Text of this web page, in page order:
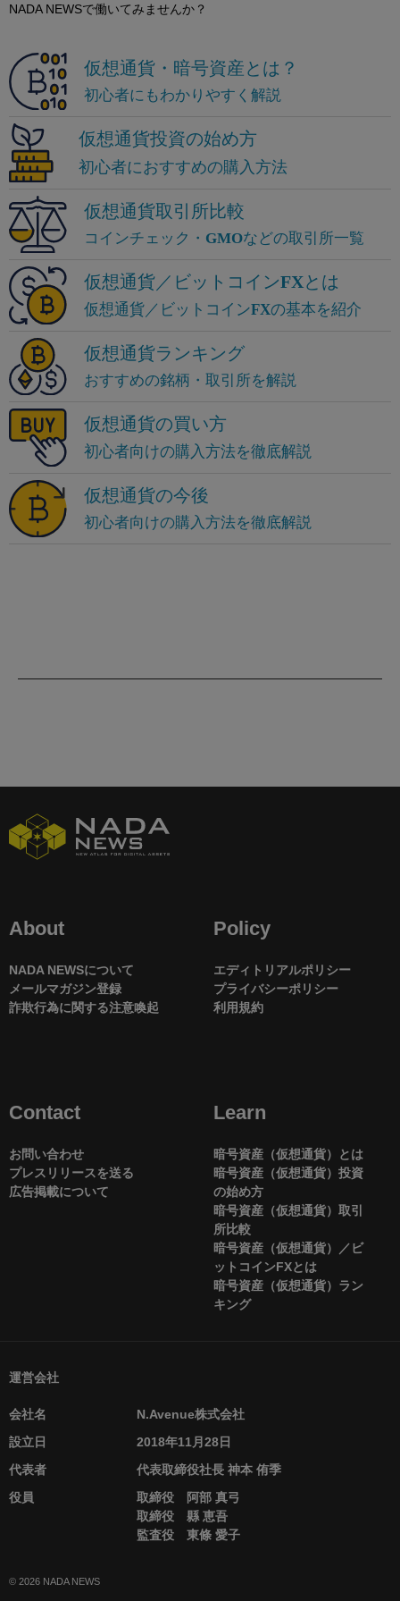
NADA NEWSで働いてみませんか？
About
NADA NEWSについて
メールマガジン登録
詐欺行為に関する注意喚起
Policy
エディトリアルポリシー
プライバシーポリシー
利用規約
Contact
お問い合わせ
プレスリリースを送る
広告掲載について
Learn
暗号資産（仮想通貨）とは
暗号資産（仮想通貨）投資
の始め方
暗号資産（仮想通貨）取引
所比較
暗号資産（仮想通貨）／ビ
ットコインFXとは
暗号資産（仮想通貨）ラン
キング
運営会社
会社名
N.Avenue株式会社
設立日
2018年11月28日
代表者
代表取締役社長 神本 侑季
役員
取締役 阿部 真弓
取締役 縣 恵吾
監査役 東條 愛子
© 2026 NADA NEWS